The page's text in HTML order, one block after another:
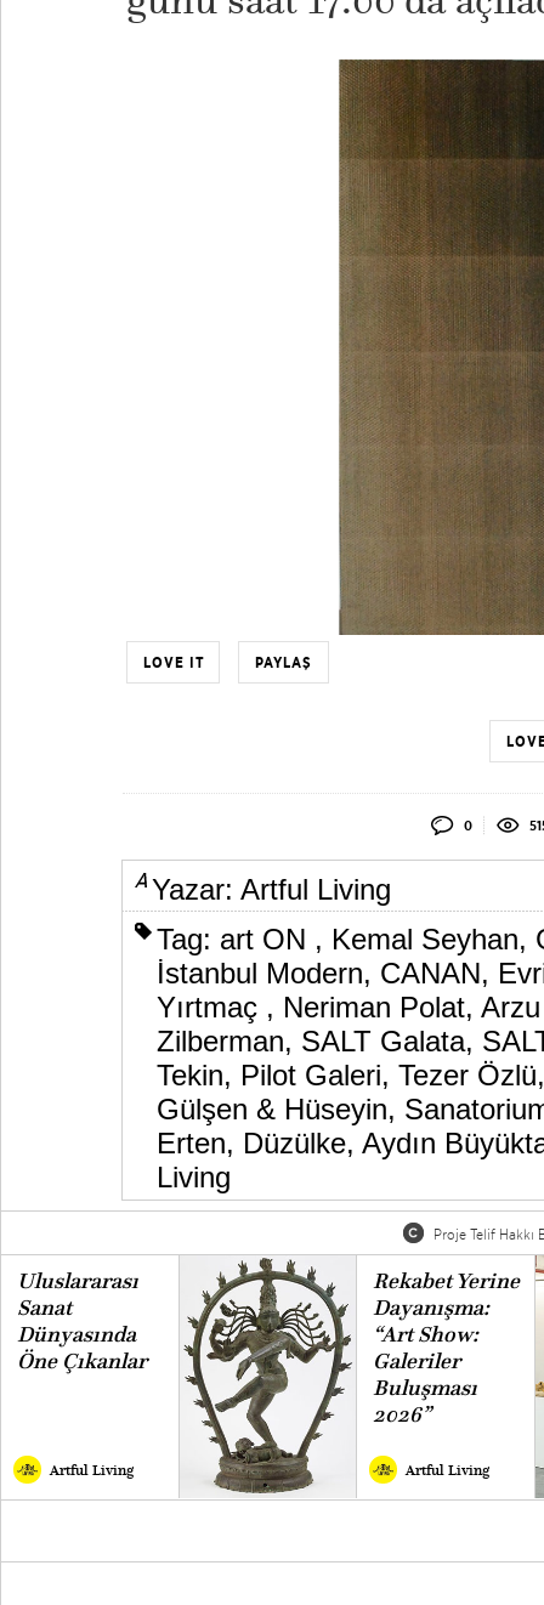
LOVE IT PAYLAŞ
0
Yazar: Artful Living
Tag: art ON , Kemal Seyhan,
İstanbul Modern, CANAN,
Yırtmaç , Neriman Polat,
Zilberman, SALT Galata,
Tekin, Pilot Galeri, Tezer Özlü
Gülşen & Hüseyin,
Erten, Düzülke, Aydın
Living
Proje Telif Hakkı
Uluslararası
Sanat
Dünyasında
Öne Çıkanlar
Artful Living
Rekabet Yerine
Dayanışma:
“Art Show:
Galeriler
Buluşması
2026”
Artful Living